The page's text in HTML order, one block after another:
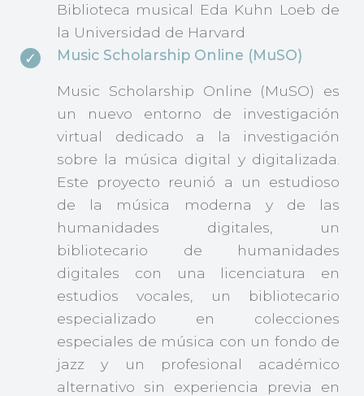
Biblioteca musical Eda Kuhn Loeb de
la Universidad de Harvard
Music Scholarship Online (MuSO)
Music Scholarship Online (MuSO) es
un nuevo entorno de investigación
virtual dedicado a la investigación
sobre la música digital y digitalizada.
Este proyecto reunió a un estudioso
de la música moderna y de las
humanidades digitales, un
bibliotecario de humanidades
digitales con una licenciatura en
estudios vocales, un bibliotecario
especializado en colecciones
especiales de música con un fondo de
jazz y un profesional académico
alternativo sin experiencia previa en